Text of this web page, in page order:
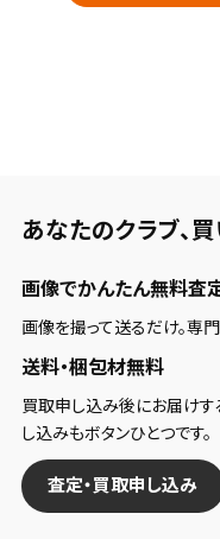
あなたのクラブ、 買
画像でかんたん無料査
画像を撮って送るだけ。専
送料・梱包材無料
買取申し込み後にお届けす
し込みもボタンひとつです。
査定・買取申し込み